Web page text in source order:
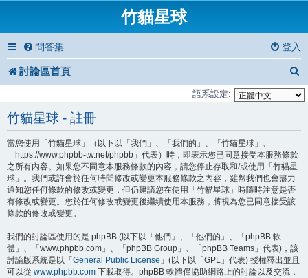
竹貓星球
問答集 登入
討論區首頁
語系設定:
竹貓星球 - 註冊
當您使用「竹貓星球」（以下以「我們」、「我們的」、「竹貓星球」、
「https://www.phpbb-tw.net/phpbb」代表）時，即表示您已同意接受本服務條款
之所有內容。如果您不同意本服務條款的內容，請您停止存取和/或使用「竹貓星
球」。我們或許會於任何時間修改或變更本服務條款之內容，雖然我們也會盡力
通知您任何條款的修改或變更，但仍建議您在使用「竹貓星球」時隨時注意是否
有修改或變更。您於任何修改或變更後繼續使用本服務，將視為您已同意接受該
條款的修改或變更。
我們的討論區使用的是 phpBB (以下以「他們」、「他們的」、「phpBB 軟
體」、「www.phpbb.com」、「phpBB Group」、「phpBB Teams」代表)，該
討論版系統是以「 General Public License 」(以下以「GPL」代表) 授權釋出並且
可以從 www.phpbb.com 下載取得。phpBB 軟體僅協助網路上的討論以及交流，